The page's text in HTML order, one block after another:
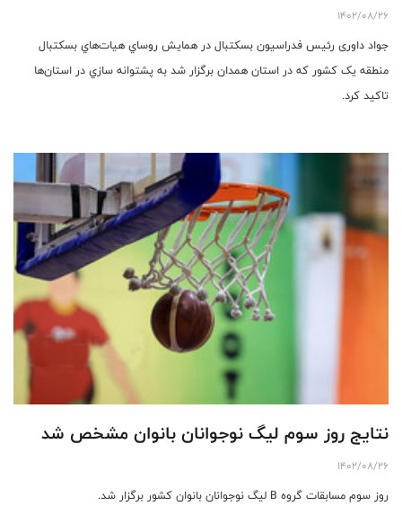
1402/08/26
جواد داوری رئیس فدراسیون بسکتبال در همايش روساي هيات‌هاي بسکتبال
منطقه یک کشور كه در استان همدان برگزار شد به پشتوانه سازي در استان‌ها
تاكيد کرد.
نتایج روز سوم لیگ نوجوانان بانوان مشخص شد
1402/08/26
روز سوم مسابقات گروه B لیگ نوجوانان بانوان کشور برگزار شد.